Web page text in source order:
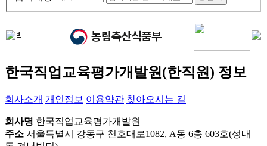
한국직업교육평가개발원(한직원) 정보
회사소개 개인정보 이용약관 찾아오시는 길
회사명 한국직업교육평가개발원
주소 서울특별시 강동구 천호대로1082, A동 6층 603호(성내